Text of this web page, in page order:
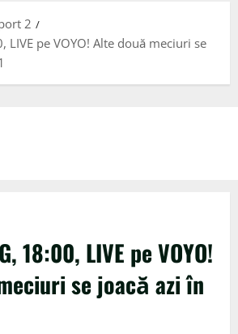
2
LIVE pe VOYO! Alte două meciuri se
18:00, LIVE pe VOYO!
se joacă azi în